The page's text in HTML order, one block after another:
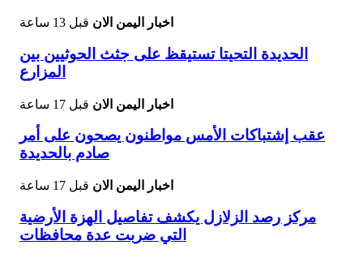
اخبار اليمن الان قبل 13 ساعة
الحديدة التحيتا تستيقظ على جثث الحوثيين بين
المزارع
اخبار اليمن الان قبل 17 ساعة
عقب إشتباكات الأمس مواطنون يصحون على أمر
صادم بالحديدة
اخبار اليمن الان قبل 17 ساعة
مركز رصد الزلازل يكشف تفاصيل الهزة الأرضية
التي ضربت عدة محافظات